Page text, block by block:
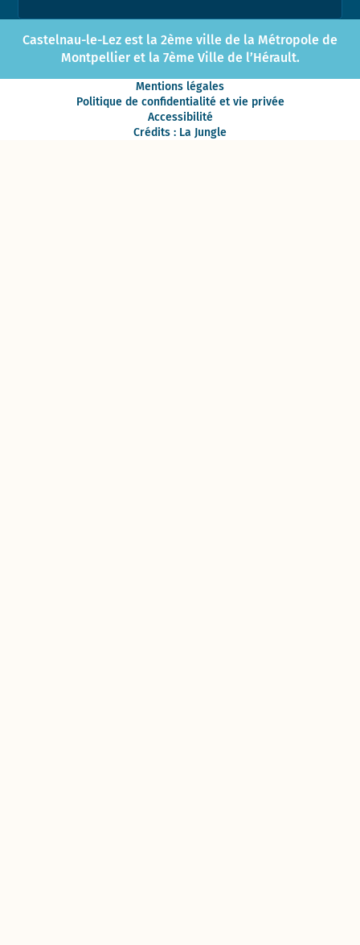
Castelnau-le-Lez est la 2ème ville de la Métropole de
Montpellier et la 7ème Ville de l’Hérault.
Mentions légales
Politique de confidentialité et vie privée
Accessibilité
Crédits : La Jungle